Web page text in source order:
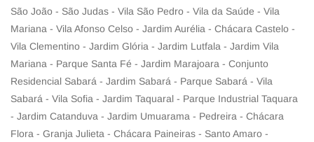
São João - São Judas - Vila São Pedro - Vila da Saúde - Vila
Mariana - Vila Afonso Celso - Jardim Aurélia - Chácara Castelo -
Vila Clementino - Jardim Glória - Jardim Lutfala - Jardim Vila
Mariana - Parque Santa Fé - Jardim Marajoara - Conjunto
Residencial Sabará - Jardim Sabará - Parque Sabará - Vila
Sabará - Vila Sofia - Jardim Taquaral - Parque Industrial Taquara
- Jardim Catanduva - Jardim Umuarama - Pedreira - Chácara
Flora - Granja Julieta - Chácara Paineiras - Santo Amaro -